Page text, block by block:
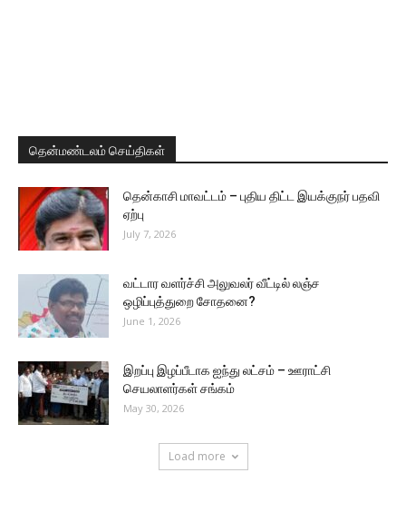
தென்மண்டலம் செய்திகள்
தென்காசி மாவட்டம் – புதிய திட்ட இயக்குநர் பதவி
ஏற்பு
July 7, 2026
வட்டார வளர்ச்சி அலுவலர் வீட்டில் லஞ்ச
ஒழிப்புத்துறை சோதனை?
June 1, 2026
இறப்பு இழப்பீடாக ஐந்து லட்சம் – ஊராட்சி
செயலாளர்கள் சங்கம்
May 30, 2026
Load more